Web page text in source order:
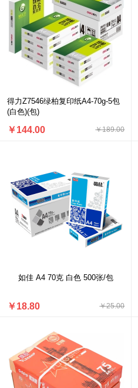
得力Z7546绿柏复印纸A4-70g-5包
(白色)(包)
￥189.00
￥144.00
如佳 A4 70克 白色 500张/包
￥25.00
￥18.80